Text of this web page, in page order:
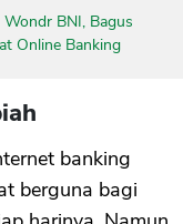
Wondr BNI, Bagus
Online Banking
banking
berguna bagi